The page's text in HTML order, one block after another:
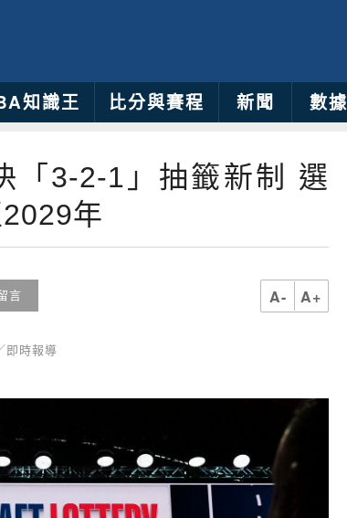
知識王 比分與賽程 新聞 數據
「3-2-1」抽籤新制 選
年
言 A- A+
即時報導